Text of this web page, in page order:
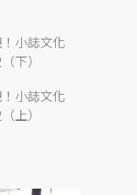
小誌文化
下）
小誌文化
上）